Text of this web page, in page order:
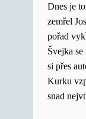
Dnes je
zemřel
pořad
Švejka
si přes
Kurku
snad